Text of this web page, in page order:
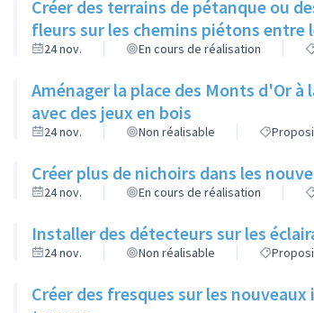
Créer des terrains de pétanque ou
fleurs sur les chemins piétons entre
24 nov. En cours de réalisation
Aménager la place des Monts d'Or
avec des jeux en bois
24 nov. Non réalisable
Créer plus de nichoirs dans les
24 nov. En cours de réalisation
Installer des détecteurs sur les
24 nov. Non réalisable
Créer des fresques sur les